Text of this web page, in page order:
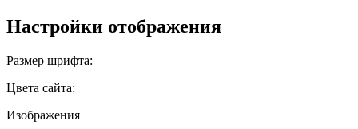
Настройки отображения
Размер шрифта:
Цвета сайта:
Изображения